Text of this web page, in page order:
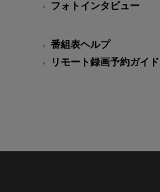
フォトインタビュー
番組表ヘルプ
リモート録画予約ガイド